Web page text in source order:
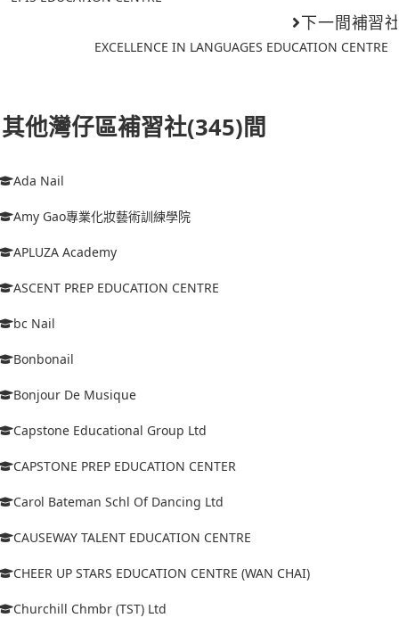
下一間補習
EXCELLENCE IN LANGUAGES EDUCATION CENTRE
其他灣仔區補習社(345)間
Ada Nail
Amy Gao專業化妝藝術訓練學院
APLUZA Academy
ASCENT PREP EDUCATION CENTRE
bc Nail
Bonbonail
Bonjour De Musique
Capstone Educational Group Ltd
CAPSTONE PREP EDUCATION CENTER
Carol Bateman Schl Of Dancing Ltd
CAUSEWAY TALENT EDUCATION CENTRE
CHEER UP STARS EDUCATION CENTRE (WAN CHAI)
Churchill Chmbr (TST) Ltd